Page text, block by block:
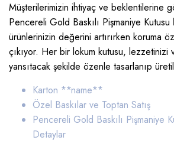
Müşterilerimizin ihtiyaç ve beklentilerine
Pencereli Gold Baskılı Pişmaniye Kutusu
ürünlerinizin değerini artırırken koruma
çıkıyor. Her bir lokum kutusu, lezzetinizi
yansıtacak şekilde özenle tasarlanıp
Karton **name**
Özel Baskılar ve Toptan Satış
Pencereli Gold Baskılı Pişmaniye
Detaylar